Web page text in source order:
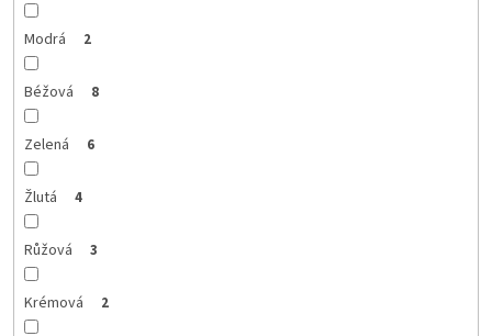
Modrá 2
Béžová 8
Zelená 6
Žlutá 4
Růžová 3
Krémová 2